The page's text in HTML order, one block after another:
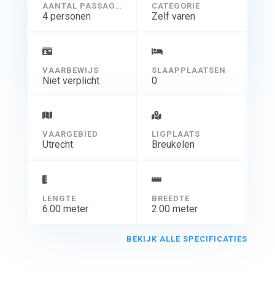
AANTAL PASSAGIERS
4 personen
CATEGORIE
Zelf varen
VAARBEWIJS
Niet verplicht
SLAAPPLAATSEN
0
VAARGEBIED
Utrecht
LIGPLAATS
Breukelen
LENGTE
6.00 meter
BREEDTE
2.00 meter
BEKIJK ALLE SPECIFICATIES